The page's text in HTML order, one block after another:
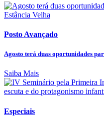
Posto Avançado
Agosto terá duas oportunidades
Saiba Mais
Especiais